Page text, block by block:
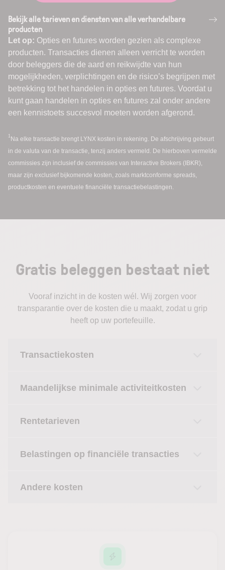
Bekijk alle tarieven en diensten van alle verhandelbare
producten
Let op: Opties en futures worden gezien als complexe
producten. Transacties dienen alleen verricht te worden
door beleggers die de aard en reikwijdte van hun
mogelijkheden, verplichtingen en de risico’s begrijpen met
betrekking tot het handelen in opties en futures. Voordat u
kunt gaan handelen in opties en futures zal onder andere
een kennistoets succesvol moeten worden afgerond.
1 Na elke transactie brengt LYNX kosten in rekening. De afschrijving gebeurt
in de valuta van de transactie, tenzij anders vermeld. De hierboven vermelde
commissies zijn inclusief de commissies van Interactive Brokers (IBKR),
maar zijn exclusief bijkomende kosten, zoals marktconforme spreads,
productkosten en eventuele financiële transactiebelastingen.
Gratis beleggen bestaat niet
Vooraf inzicht in de kosten wél. Wij zorgen voor
transparantie over de kosten die u maakt, zodat u grip
heeft op uw portefeuille.
Transactiekosten
Maandelijkse minimale activiteitkosten
Rentetarieven
Belastingen op financiële transacties
Andere kosten